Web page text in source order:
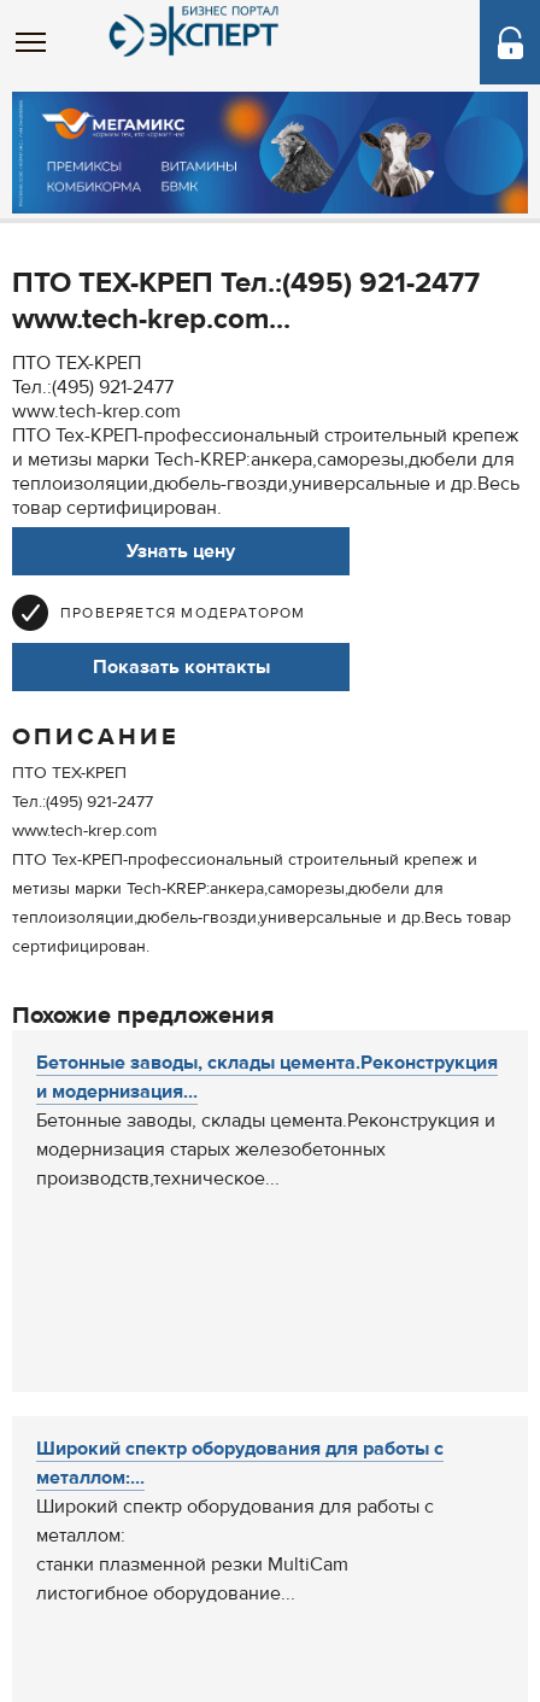
ПТО ТЕХ-КРЕП Тел.:(495) 921-2477
www.tech-krep.com...
ПТО ТЕХ-КРЕП
Тел.:(495) 921-2477
www.tech-krep.com
ПТО Тех-КРЕП-профессиональный строительный крепеж
и метизы марки Tech-KREP:анкера,саморезы,дюбели для
теплоизоляции,дюбель-гвозди,универсальные и др.Весь
товар сертифицирован.
Узнать цену
ПРОВЕРЯЕТСЯ МОДЕРАТОРОМ
Показать контакты
ОПИСАНИЕ
ПТО ТЕХ-КРЕП
Тел.:(495) 921-2477
www.tech-krep.com
ПТО Тех-КРЕП-профессиональный строительный крепеж и
метизы марки Tech-KREP:анкера,саморезы,дюбели для
теплоизоляции,дюбель-гвозди,универсальные и др.Весь товар
сертифицирован.
Похожие предложения
Бетонные заводы, склады цемента.Реконструкция
и модернизация...
Бетонные заводы, склады цемента.Реконструкция и
модернизация старых железобетонных
производств,техническое...
Широкий спектр оборудования для работы с
металлом:...
Широкий спектр оборудования для работы с
металлом:
станки плазменной резки MultiCam
листогибное оборудование...